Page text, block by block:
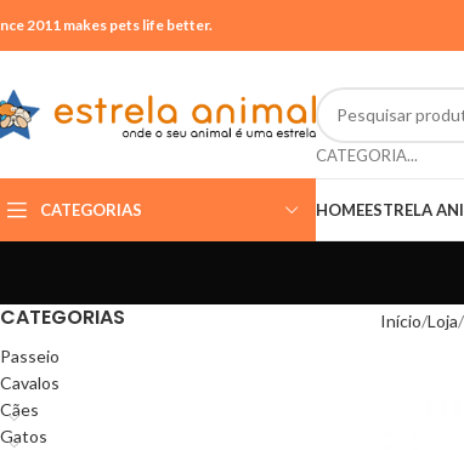
2011 makes pets life better.
CATEGORIA...
CATEGORIAS HOMEESTRELA
CATEGORIAS
Passeio
Cavalos
Cães
Gatos
Início Loja